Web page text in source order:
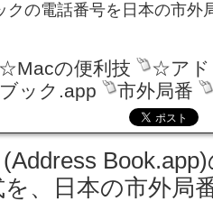
クの電話番号を日本の市外
☆Macの便利技
☆アド
ック.app
市外局番
Book.app)
、日本の市外局